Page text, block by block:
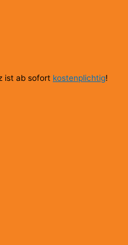
ist ab sofort kostenplichtig!